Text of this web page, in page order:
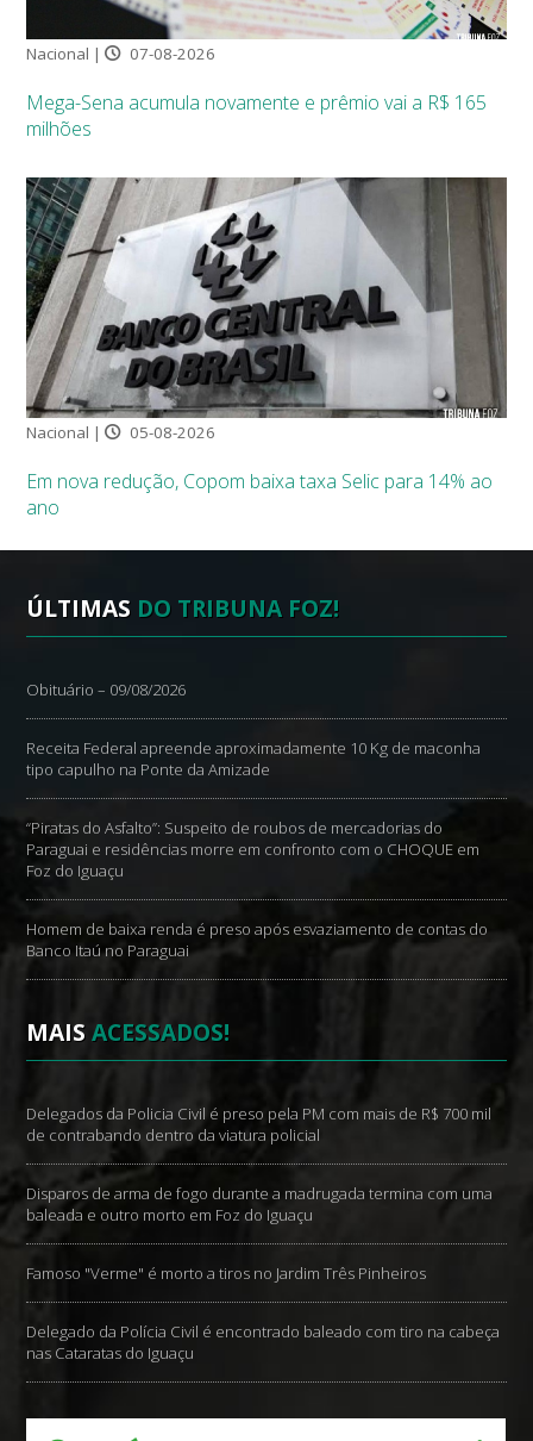
Nacional | 07-08-2026
Mega-Sena acumula novamente e prêmio vai a R$ 165
milhões
Nacional | 05-08-2026
Em nova redução, Copom baixa taxa Selic para 14% ao
ano
ÚLTIMAS DO TRIBUNA FOZ!
Obituário – 09/08/2026
Receita Federal apreende aproximadamente 10 Kg de maconha
tipo capulho na Ponte da Amizade
“Piratas do Asfalto”: Suspeito de roubos de mercadorias do
Paraguai e residências morre em confronto com o CHOQUE em
Foz do Iguaçu
Homem de baixa renda é preso após esvaziamento de contas do
Banco Itaú no Paraguai
MAISACESSADOS!
Delegados da Policia Civil é preso pela PM com mais de R$ 700 mil
de contrabando dentro da viatura policial
Disparos de arma de fogo durante a madrugada termina com uma
baleada e outro morto em Foz do Iguaçu
Famoso "Verme" é morto a tiros no Jardim Três Pinheiros
Delegado da Polícia Civil é encontrado baleado com tiro na cabeça
nas Cataratas do Iguaçu